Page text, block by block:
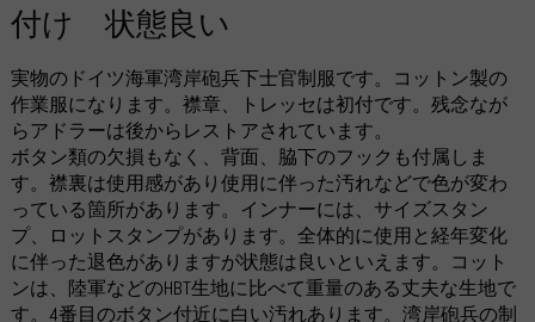
付け 状態良い
実物のドイツ海軍湾岸砲兵下士官制服です。コットン製の
作業服になります。襟章、トレッセは初付です。残念なが
らアドラーは後からレストアされています。
ボタン類の欠損もなく、背面、脇下のフックも付属しま
す。襟裏は使用感があり使用に伴った汚れなどで色が変わ
っている箇所があります。インナーには、サイズスタン
プ、ロットスタンプがあります。全体的に使用と経年変化
に伴った退色がありますが状態は良いといえます。コット
ンは、陸軍などのHBT生地に比べて重量のある丈夫な生地で
す。4番目のボタン付近に白い汚れあります。湾岸砲兵の制